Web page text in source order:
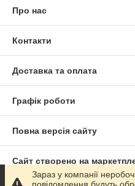
Про нас
Контакти
Доставка та оплата
Графік роботи
Повна версія сайту
Сайт створено на
Зараз у компанії